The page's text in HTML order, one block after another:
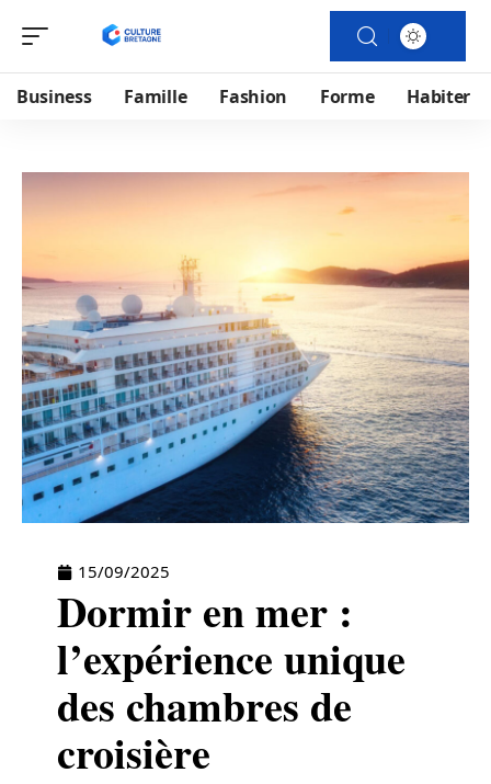
Business Famille Fashion Forme Habiter
15/09/2025
Dormir en mer :
l’expérience unique
des chambres de
croisière